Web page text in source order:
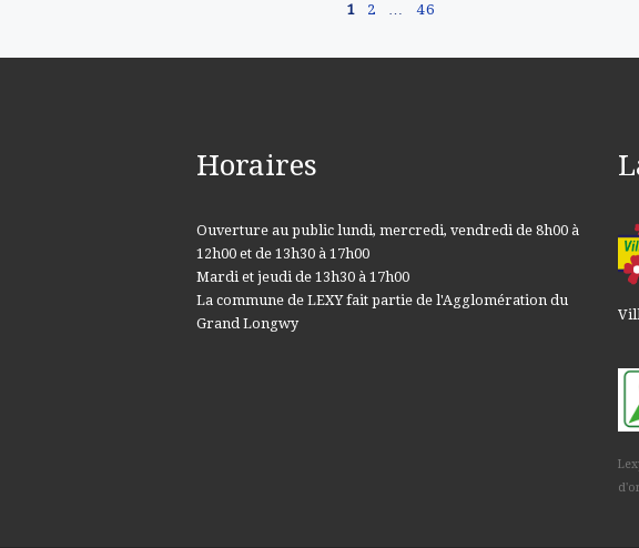
1 2 … 46
Horaires
Ouverture au public lundi, mercredi, vendredi de 8h00 à
12h00 et de 13h30 à 17h00
Mardi et jeudi de 13h30 à 17h00
La commune de LEXY fait partie de l'Agglomération du
Grand Longwy